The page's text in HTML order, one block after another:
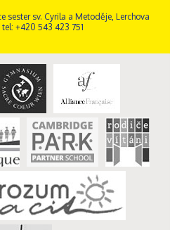
sester sv. Cyrila a Metoděje, Lerchova
+420 543 423 751